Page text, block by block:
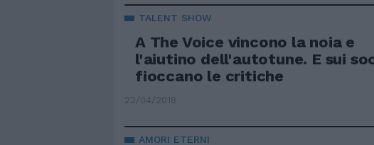
TALENT SHOW
A The Voice vincono la noia e
l'aiutino dell'autotune. E sui
fioccano le critiche
22/04/2018
AMORI ETERNI